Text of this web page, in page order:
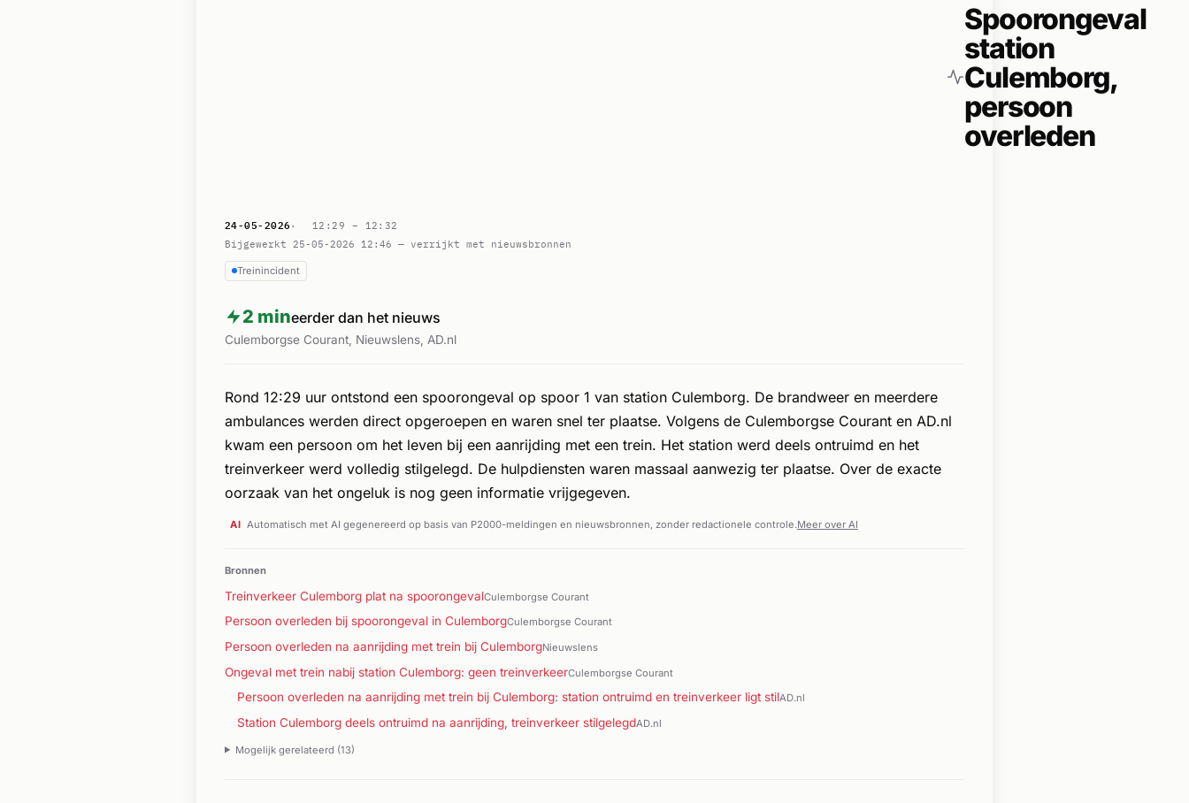
Spoorongeval
station
Culemborg,
persoon
overleden
24-05-2026 12:29 – 12:32
Bijgewerkt 25-05-2026 12:46 — verrijkt met nieuwsbronnen
Treinincident
2 mineerder dan het nieuws
Culemborgse Courant, Nieuwslens, AD.nl
Rond 12:29 uur ontstond een spoorongeval op spoor 1 van station Culemborg. De brandweer en meerdere
ambulances werden direct opgeroepen en waren snel ter plaatse. Volgens de Culemborgse Courant en AD.nl
kwam een persoon om het leven bij een aanrijding met een trein. Het station werd deels ontruimd en het
treinverkeer werd volledig stilgelegd. De hulpdiensten waren massaal aanwezig ter plaatse. Over de exacte
oorzaak van het ongeluk is nog geen informatie vrijgegeven.
AI Automatisch met AI gegenereerd op basis van P2000-meldingen en nieuwsbronnen, zonder redactionele controle.Meer over AI
Bronnen
Treinverkeer Culemborg plat na spoorongevalCulemborgse Courant
Persoon overleden bij spoorongeval in CulemborgCulemborgse Courant
Persoon overleden na aanrijding met trein bij CulemborgNieuwslens
Ongeval met trein nabij station Culemborg: geen treinverkeerCulemborgse Courant
Persoon overleden na aanrijding met trein bij Culemborg: station ontruimd en treinverkeer ligt stilAD.nl
Station Culemborg deels ontruimd na aanrijding, treinverkeer stilgelegdAD.nl
Mogelijk gerelateerd (13)